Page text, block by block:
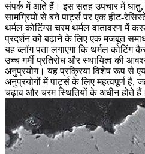
संपर्क में आते हैं। इस सतह उपचार में धातु,
सामग्रियों से बने पार्ट्स पर एक हीट-
थर्मल कोटिंग्सचरम थर्मल वातावरण में
प्रदर्शन को बढ़ाने के लिए एक मजबूत
यह ब्लॉग पता लगाएगा कि थर्मल
उच्च गर्मी प्रतिरोध और स्थायित्व की
अनुप्रयोग। यह प्रक्रिया विशेष रूप से
अनुप्रयोगोंमें पार्ट्स के लिए महत्वपूर्ण है,
चढ़ाव और चरम स्थितियों के अधीन होते हैं।